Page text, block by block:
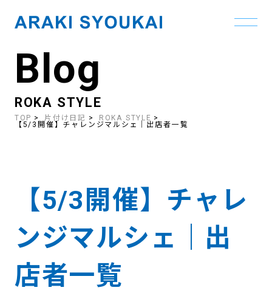
contentBlog
ROKA STYLE
TOP 片付け日記 ROKA STYLE
【5/3開催】チャレンジマルシェ｜出店者一覧
【5/3開催】チャレ
ンジマルシェ｜出
店者一覧